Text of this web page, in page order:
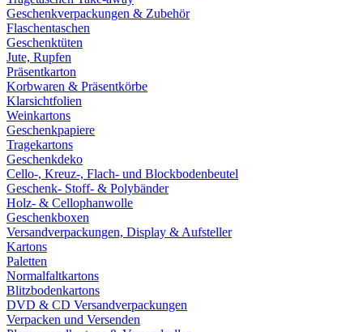
Geschenkverpackungen & Zubehör
Flaschentaschen
Geschenktüten
Jute, Rupfen
Präsentkarton
Korbwaren & Präsentkörbe
Klarsichtfolien
Weinkartons
Geschenkpapiere
Tragekartons
Geschenkdeko
Cello-, Kreuz-, Flach- und Blockbodenbeutel
Geschenk- Stoff- & Polybänder
Holz- & Cellophanwolle
Geschenkboxen
Versandverpackungen, Display & Aufsteller
Kartons
Paletten
Normalfaltkartons
Blitzbodenkartons
DVD & CD Versandverpackungen
Verpacken und Versenden